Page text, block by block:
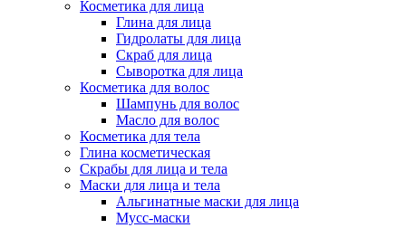
Косметика для лица
Глина для лица
Гидролаты для лица
Скраб для лица
Сыворотка для лица
Косметика для волос
Шампунь для волос
Масло для волос
Косметика для тела
Глина косметическая
Скрабы для лица и тела
Маски для лица и тела
Альгинатные маски для лица
Мусс-маски